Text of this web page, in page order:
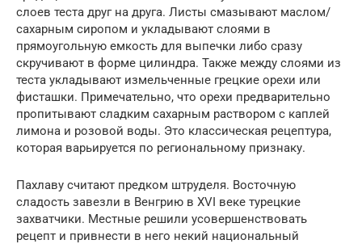
слоев теста друг на друга. Листы смазывают маслом/
сахарным сиропом и укладывают слоями в
прямоугольную емкость для выпечки либо сразу
скручивают в форме цилиндра. Также между слоями из
теста укладывают измельченные грецкие орехи или
фисташки. Примечательно, что орехи предварительно
пропитывают сладким сахарным раствором с каплей
лимона и розовой воды. Это классическая рецептура,
которая варьируется по региональному признаку.
Пахлаву считают предком штруделя. Восточную
сладость завезли в Венгрию в XVI веке турецкие
захватчики. Местные решили усовершенствовать
рецепт и привнести в него некий национальный